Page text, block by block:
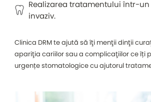
Realizarea tratamentului într-
invaziv.
Clinica DRM te ajută să îţi menţii dinţii
apariţia cariilor sau a complicaţiilor ce îți
urgențe stomatologice cu ajutorul